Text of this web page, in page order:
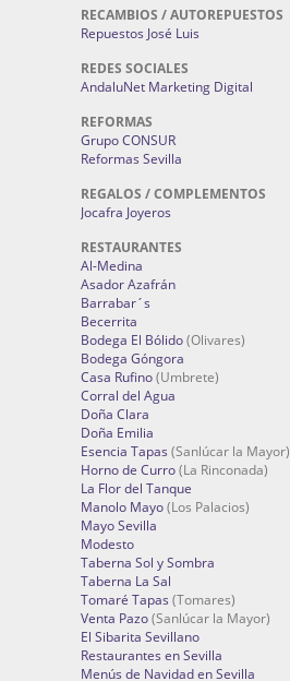
RECAMBIOS / AUTOREPUESTOS
Repuestos José Luis
REDES SOCIALES
AndaluNet Marketing Digital
REFORMAS
Grupo CONSUR
Reformas Sevilla
REGALOS / COMPLEMENTOS
Jocafra Joyeros
RESTAURANTES
Al-Medina
Asador Azafrán
Barrabar´s
Becerrita
Bodega El Bólido(Olivares)
Bodega Góngora
Casa Rufino(Umbrete)
Corral del Agua
Doña Clara
Doña Emilia
Esencia Tapas (Sanlúcar la Mayor)
Horno de Curro(La Rinconada)
La Flor del Tanque
Manolo Mayo(Los Palacios)
Mayo Sevilla
Modesto
Taberna Sol y Sombra
Taberna La Sal
Tomaré Tapas (Tomares)
Venta Pazo(Sanlúcar la Mayor)
El Sibarita Sevillano
Restaurantes en Sevilla
Menús de Navidad en Sevilla